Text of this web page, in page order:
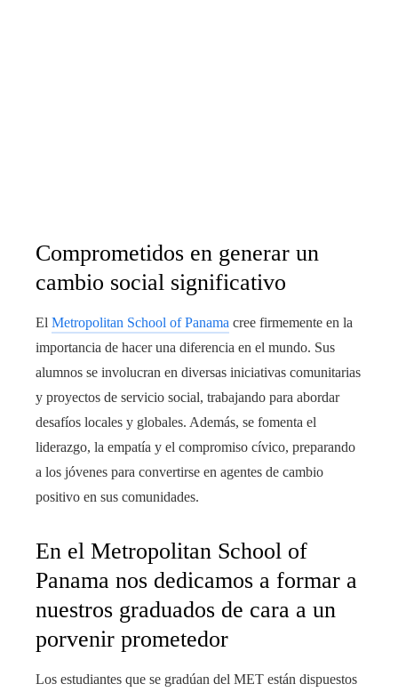
Comprometidos en generar un
cambio social significativo
El Metropolitan School of Panama cree firmemente en la
importancia de hacer una diferencia en el mundo. Sus
alumnos se involucran en diversas iniciativas comunitarias
y proyectos de servicio social, trabajando para abordar
desafíos locales y globales. Además, se fomenta el
liderazgo, la empatía y el compromiso cívico, preparando
a los jóvenes para convertirse en agentes de cambio
positivo en sus comunidades.
En el Metropolitan School of
Panama nos dedicamos a formar a
nuestros graduados de cara a un
porvenir prometedor
Los estudiantes que se gradúan del MET están dispuestos